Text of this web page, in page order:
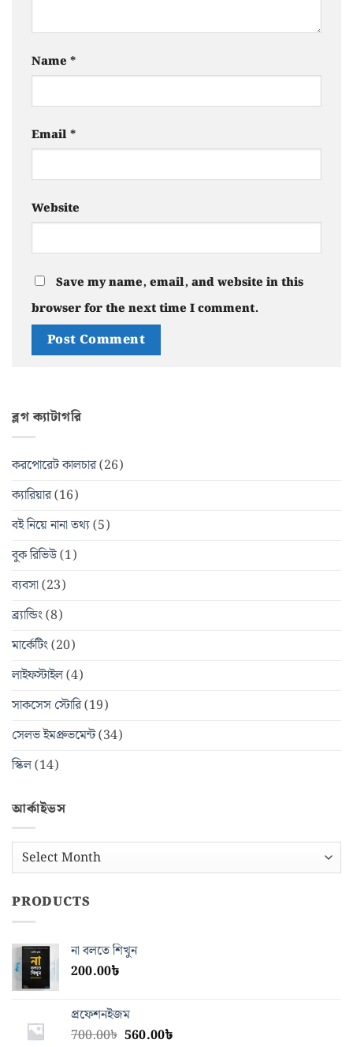
Name *
Email*
Website
Save my name, email, and website in this
browser for the next time I comment.
ব্লগ ক্যাটাগরি
করপোরেট কালচার(26)
ক্যারিয়ার(16)
বই নিয়ে নানা তথ্য(5)
বুক রিভিউ(1)
ব্যবসা(23)
ব্র্যান্ডিং(8)
মার্কেটিং(20)
লাইফস্টাইল(4)
সাকসেস স্টোরি(19)
সেলভ ইমপ্রুভমেন্ট(34)
স্কিল(14)
আর্কাইভস
আর্কাইভস
PRODUCTS
না বলতে শিখুন
200.00৳
প্রফেশনইজম
700.00৳ Original
560.00৳Current